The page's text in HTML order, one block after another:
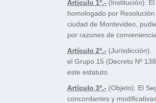
Artículo 1º.- (Institución).
homologado por
ciudad de Montevideo,
por razones de
Artículo 2º.- (Jurisdicción).
el Grupo 15 (Decreto Nº
este estatuto.
Artículo 3º.- (Objeto). El
concordantes y